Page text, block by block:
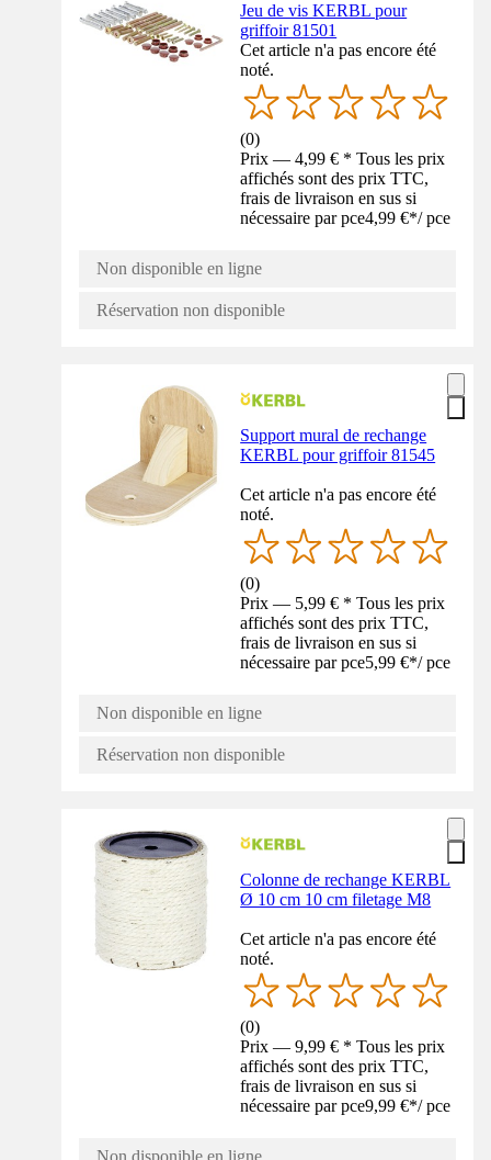
Jeu de vis KERBL pour
griffoir 81501
Cet article n'a pas encore été
noté.
(0)
Prix — 4,99 € * Tous les prix
affichés sont des prix TTC,
frais de livraison en sus si
nécessaire par pce4,99 €*/ pce
Non disponible en ligne
Réservation non disponible
Support mural de rechange
KERBL pour griffoir 81545
Cet article n'a pas encore été
noté.
(0)
Prix — 5,99 € * Tous les prix
affichés sont des prix TTC,
frais de livraison en sus si
nécessaire par pce5,99 €*/ pce
Non disponible en ligne
Réservation non disponible
Colonne de rechange KERBL
Ø 10 cm 10 cm filetage M8
Cet article n'a pas encore été
noté.
(0)
Prix — 9,99 € * Tous les prix
affichés sont des prix TTC,
frais de livraison en sus si
nécessaire par pce9,99 €*/ pce